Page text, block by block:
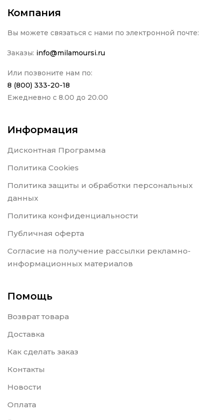
Компания
Вы можете связаться с нами по электронной почте:
Заказы: info@milamoursi.ru
Или позвоните нам по:
8 (800) 333-20-18
Ежедневно с 8.00 до 20.00
Информация
Дисконтная Программа
Политика Cookies
Политика защиты и обработки персональных
данных
Политика конфиденциальности
Публичная оферта
Согласие на получение рассылки рекламно-
информационных материалов
Помощь
Возврат товара
Доставка
Как сделать заказ
Контакты
Новости
Оплата